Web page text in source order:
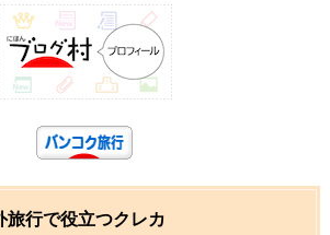
旅行で役立つクレカ